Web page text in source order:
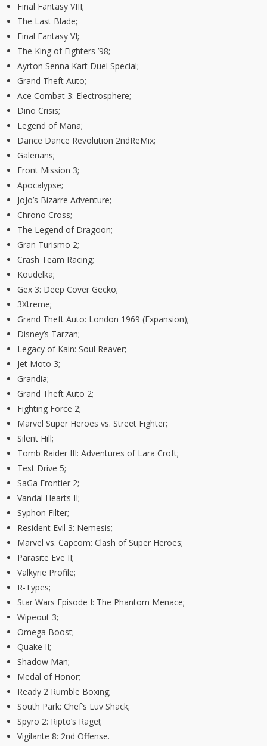
Final Fantasy VIII;
The Last Blade;
Final Fantasy VI;
The King of Fighters ’98;
Ayrton Senna Kart Duel Special;
Grand Theft Auto;
Ace Combat 3: Electrosphere;
Dino Crisis;
Legend of Mana;
Dance Dance Revolution 2ndReMix;
Galerians;
Front Mission 3;
Apocalypse;
JoJo’s Bizarre Adventure;
Chrono Cross;
The Legend of Dragoon;
Gran Turismo 2;
Crash Team Racing;
Koudelka;
Gex 3: Deep Cover Gecko;
3Xtreme;
Grand Theft Auto: London 1969 (Expansion);
Disney’s Tarzan;
Legacy of Kain: Soul Reaver;
Jet Moto 3;
Grandia;
Grand Theft Auto 2;
Fighting Force 2;
Marvel Super Heroes vs. Street Fighter;
Silent Hill;
Tomb Raider III: Adventures of Lara Croft;
Test Drive 5;
SaGa Frontier 2;
Vandal Hearts II;
Syphon Filter;
Resident Evil 3: Nemesis;
Marvel vs. Capcom: Clash of Super Heroes;
Parasite Eve II;
Valkyrie Profile;
R-Types;
Star Wars Episode I: The Phantom Menace;
Wipeout 3;
Omega Boost;
Quake II;
Shadow Man;
Medal of Honor;
Ready 2 Rumble Boxing;
South Park: Chef’s Luv Shack;
Spyro 2: Ripto’s Rage!;
Vigilante 8: 2nd Offense.